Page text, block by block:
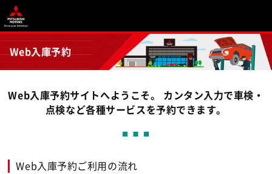
Web入庫予約
Web入庫予約サイトへようこそ。 カンタン入力で車検・
点検など各種サービスを予約できます。
Web入庫予約ご利用の流れ